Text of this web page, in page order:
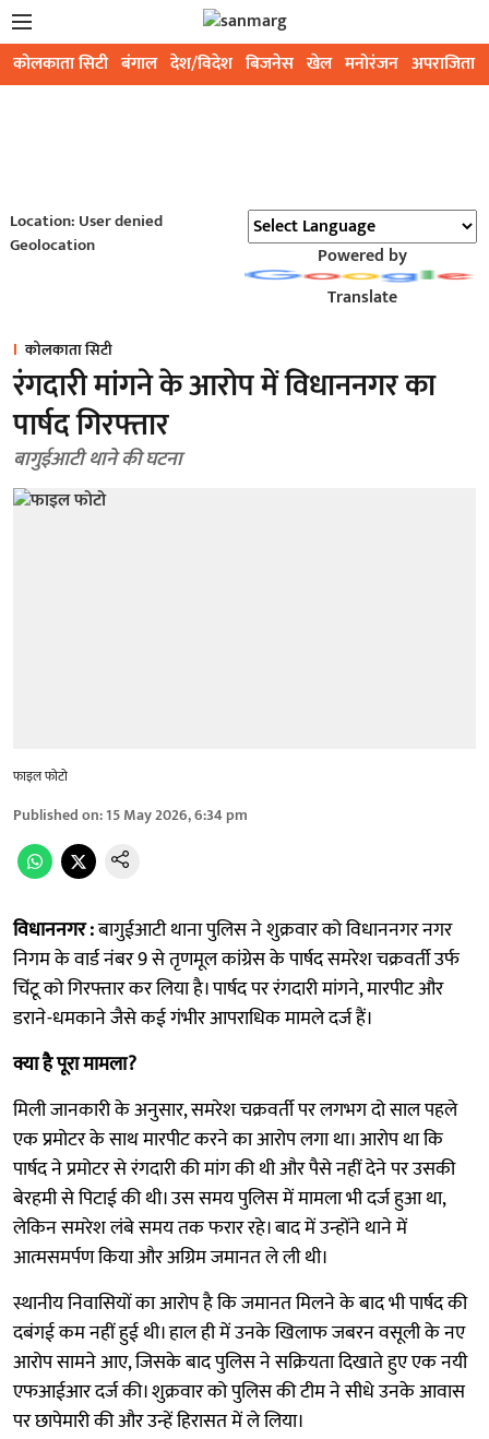
कोलकाता सिटी बंगाल देश/विदेश बिजनेस खेल मनोरंजन अपराजिता
Location: User denied
Geolocation
Powered by
Translate
कोलकाता सिटी
रंगदारी मांगने के आरोप में विधाननगर का
पार्षद गिरफ्तार
बागुईआटी थाने की घटना
फाइल फोटो
Published on:15 May 2026, 6:34 pm
विधाननगर :बागुईआटी थाना पुलिस ने शुक्रवार को विधाननगर नगर
निगम के वार्ड नंबर 9 से तृणमूल कांग्रेस के पार्षद समरेश चक्रवर्ती उर्फ
चिंटू को गिरफ्तार कर लिया है। पार्षद पर रंगदारी मांगने, मारपीट और
डराने-धमकाने जैसे कई गंभीर आपराधिक मामले दर्ज हैं।
क्या है पूरा मामला?
मिली जानकारी के अनुसार, समरेश चक्रवर्ती पर लगभग दो साल पहले
एक प्रमोटर के साथ मारपीट करने का आरोप लगा था। आरोप था कि
पार्षद ने प्रमोटर से रंगदारी की मांग की थी और पैसे नहीं देने पर उसकी
बेरहमी से पिटाई की थी। उस समय पुलिस में मामला भी दर्ज हुआ था,
लेकिन समरेश लंबे समय तक फरार रहे। बाद में उन्होंने थाने में
आत्मसमर्पण किया और अग्रिम जमानत ले ली थी।
स्थानीय निवासियों का आरोप है कि जमानत मिलने के बाद भी पार्षद की
दबंगई कम नहीं हुई थी। हाल ही में उनके खिलाफ जबरन वसूली के नए
आरोप सामने आए, जिसके बाद पुलिस ने सक्रियता दिखाते हुए एक नयी
एफआईआर दर्ज की। शुक्रवार को पुलिस की टीम ने सीधे उनके आवास
पर छापेमारी की और उन्हें हिरासत में ले लिया।